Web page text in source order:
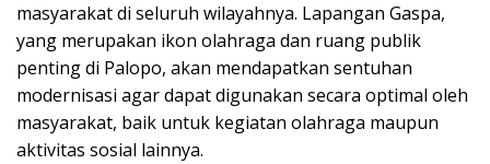
masyarakat di seluruh wilayahnya. Lapangan Gaspa,
yang merupakan ikon olahraga dan ruang publik
penting di Palopo, akan mendapatkan sentuhan
modernisasi agar dapat digunakan secara optimal oleh
masyarakat, baik untuk kegiatan olahraga maupun
aktivitas sosial lainnya.